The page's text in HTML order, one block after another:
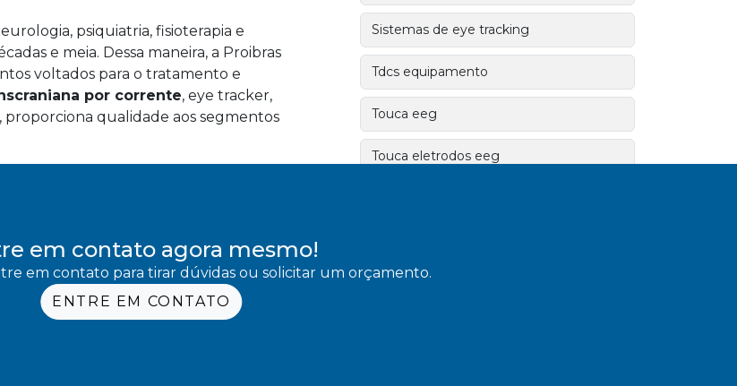
psiquiatria, fisioterapia e
e meia. Dessa maneira, a Proibras
voltados para o tratamento e
por corrente, eye tracker,
proporciona qualidade aos segmentos
em contato agora mesmo!
em contato para tirar dúvidas ou solicitar um orçamento.
ENTRE EM CONTATO
Sistemas de eye tracking
Tdcs equipamento
Touca eeg
Touca eletrodos eeg
(11) 5091-6780